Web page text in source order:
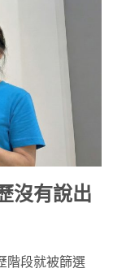
沒有說出
階段就被篩選